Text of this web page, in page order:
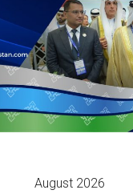
August 2026